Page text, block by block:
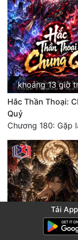
khoảng 13 giờ
Hắc Thần Thoại:
Quỷ
Tải